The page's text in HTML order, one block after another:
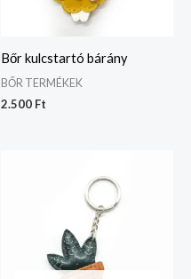
Bőr kulcstartó bárány
BŐR TERMÉKEK
2.500 Ft